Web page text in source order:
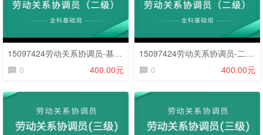
15097424劳动关系协调员-基础知识21321(课程精讲班)
0
400.00元
15097424劳动关系协调员-二级专业能力21210(课程精讲班)
0
400.00元